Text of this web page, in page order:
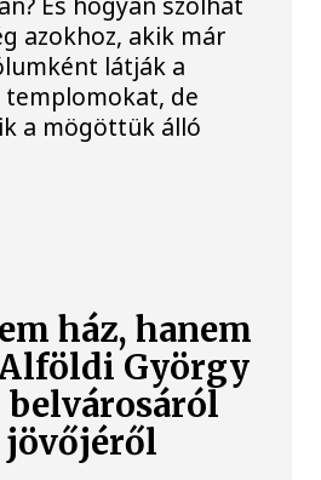
azokhoz, akik már
látják a
templomokat, de
a mögöttük álló
ház, hanem
György
belvárosáról
jövőjéről